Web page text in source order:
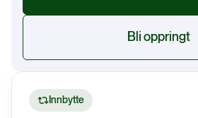
Bli oppringt
Innbytte